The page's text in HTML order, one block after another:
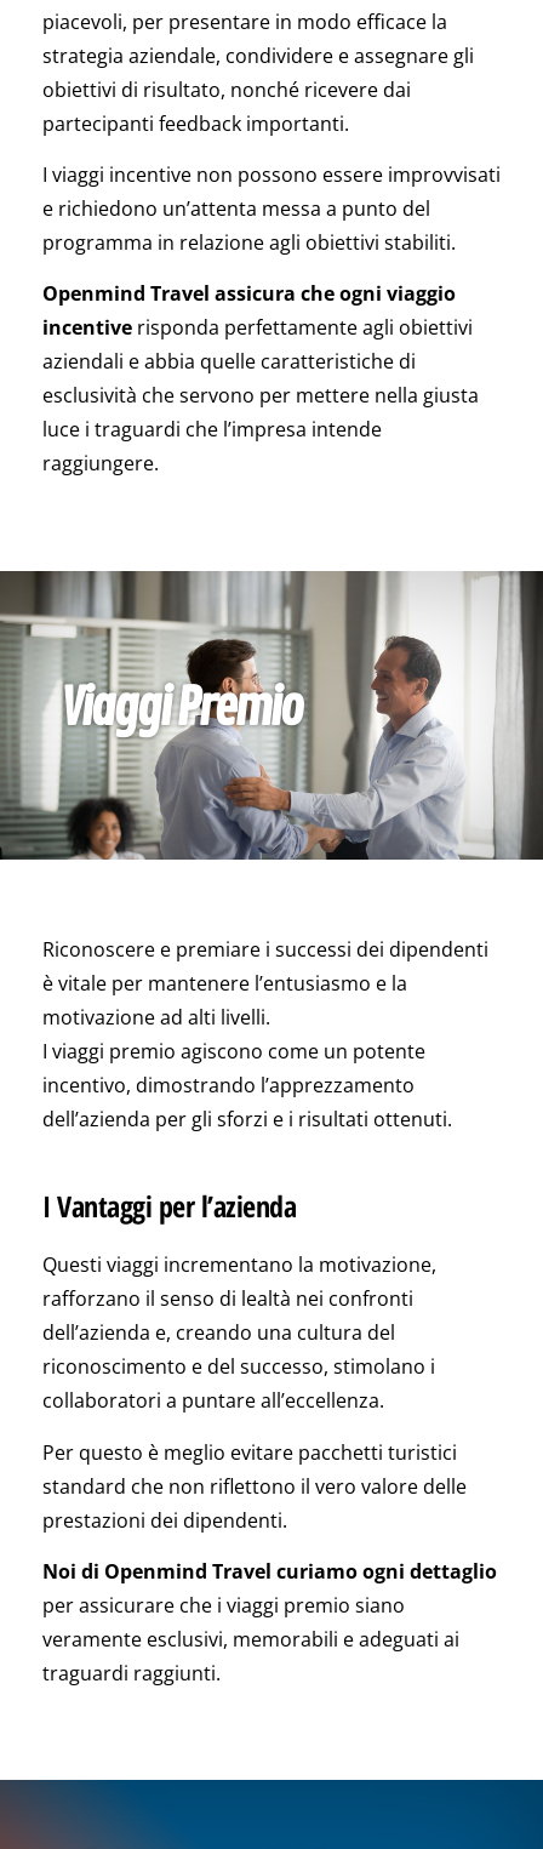
piacevoli, per presentare in modo efficace la
strategia aziendale, condividere e assegnare gli
obiettivi di risultato, nonché ricevere dai
partecipanti feedback importanti.
I viaggi incentive non possono essere improvvisati
e richiedono un’attenta messa a punto del
programma in relazione agli obiettivi stabiliti.
Openmind Travel assicura che ogni viaggio
incentive risponda perfettamente agli obiettivi
aziendali e abbia quelle caratteristiche di
esclusività che servono per mettere nella giusta
luce i traguardi che l’impresa intende
raggiungere.
Viaggi Premio
Riconoscere e premiare i successi dei dipendenti
è vitale per mantenere l’entusiasmo e la
motivazione ad alti livelli.
I viaggi premio agiscono come un potente
incentivo, dimostrando l’apprezzamento
dell’azienda per gli sforzi e i risultati ottenuti.
I Vantaggi per l’azienda
Questi viaggi incrementano la motivazione,
rafforzano il senso di lealtà nei confronti
dell’azienda e, creando una cultura del
riconoscimento e del successo, stimolano i
collaboratori a puntare all’eccellenza.
Per questo è meglio evitare pacchetti turistici
standard che non riflettono il vero valore delle
prestazioni dei dipendenti.
Noi di Openmind Travel curiamo ogni dettaglio
per assicurare che i viaggi premio siano
veramente esclusivi, memorabili e adeguati ai
traguardi raggiunti.